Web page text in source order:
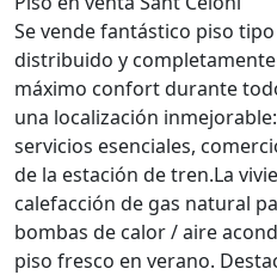
Se vende fantástico piso
distribuido y
máximo confort durante
una localización
servicios esenciales,
de la estación de tren.La
calefacción de gas natural
bombas de calor / aire
piso fresco en verano.